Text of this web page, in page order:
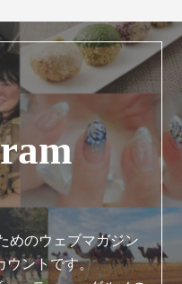
めのウェブマガジン
ウントです。